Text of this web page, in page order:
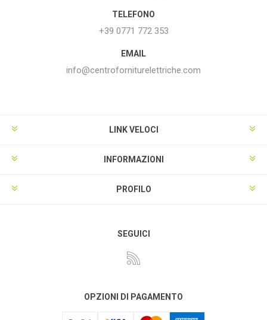
TELEFONO
+39 0771 772 353
EMAIL
info@centroforniturelettriche.com
LINK VELOCI
INFORMAZIONI
PROFILO
SEGUICI
OPZIONI DI PAGAMENTO